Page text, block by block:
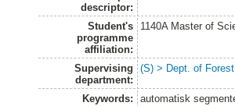
descriptor:
Student's
programme
affiliation:
1140A Master of
Supervising
department:
(S) > Dept. of
Keywords:
automatisk